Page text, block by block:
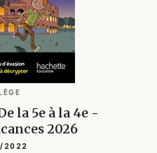
la 5e à la 4e -
2026
2022